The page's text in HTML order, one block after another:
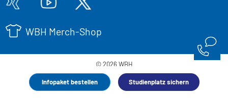
Infopaket bestellen Studienplatz sichern
WBH Merch-Shop
© 2026 WBH
Impressum
Datenschutz Compliance Barrierefreiheit
AGB
Partnerprogramm
Werbepost abbestellen
Vertrag kündigen